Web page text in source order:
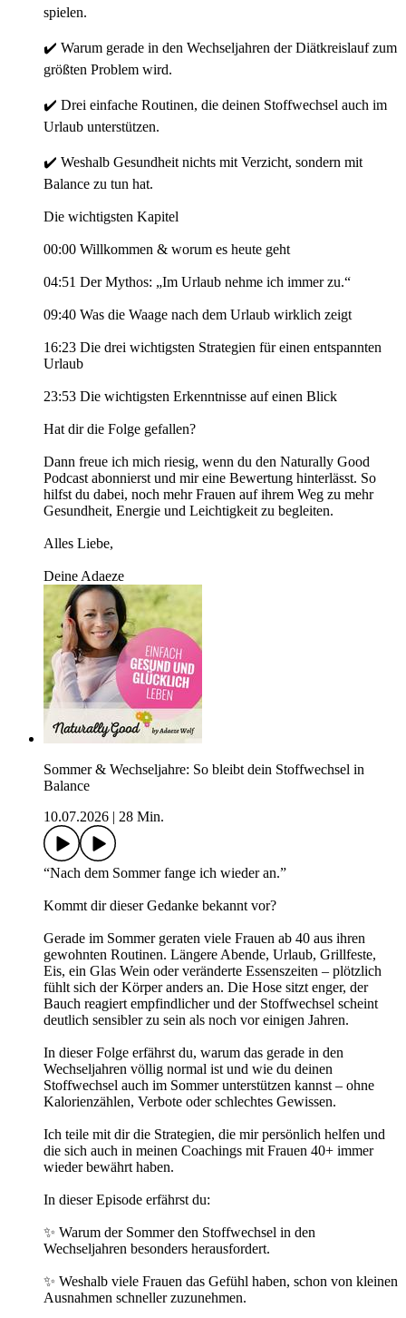
spielen.
✔️ Warum gerade in den Wechseljahren der Diätkreislauf zum
größten Problem wird.
✔️ Drei einfache Routinen, die deinen Stoffwechsel auch im
Urlaub unterstützen.
✔️ Weshalb Gesundheit nichts mit Verzicht, sondern mit
Balance zu tun hat.
Die wichtigsten Kapitel
00:00 Willkommen & worum es heute geht
04:51 Der Mythos: „Im Urlaub nehme ich immer zu.“
09:40 Was die Waage nach dem Urlaub wirklich zeigt
16:23 Die drei wichtigsten Strategien für einen entspannten
Urlaub
23:53 Die wichtigsten Erkenntnisse auf einen Blick
Hat dir die Folge gefallen?
Dann freue ich mich riesig, wenn du den Naturally Good
Podcast abonnierst und mir eine Bewertung hinterlässt. So
hilfst du dabei, noch mehr Frauen auf ihrem Weg zu mehr
Gesundheit, Energie und Leichtigkeit zu begleiten.
Alles Liebe,
Deine Adaeze
Sommer & Wechseljahre: So bleibt dein Stoffwechsel in
Balance
10.07.2026
28 Min.
“Nach dem Sommer fange ich wieder an.”
Kommt dir dieser Gedanke bekannt vor?
Gerade im Sommer geraten viele Frauen ab 40 aus ihren
gewohnten Routinen. Längere Abende, Urlaub, Grillfeste,
Eis, ein Glas Wein oder veränderte Essenszeiten – plötzlich
fühlt sich der Körper anders an. Die Hose sitzt enger, der
Bauch reagiert empfindlicher und der Stoffwechsel scheint
deutlich sensibler zu sein als noch vor einigen Jahren.
In dieser Folge erfährst du, warum das gerade in den
Wechseljahren völlig normal ist und wie du deinen
Stoffwechsel auch im Sommer unterstützen kannst – ohne
Kalorienzählen, Verbote oder schlechtes Gewissen.
Ich teile mit dir die Strategien, die mir persönlich helfen und
die sich auch in meinen Coachings mit Frauen 40+ immer
wieder bewährt haben.
In dieser Episode erfährst du:
✨ Warum der Sommer den Stoffwechsel in den
Wechseljahren besonders herausfordert.
✨ Weshalb viele Frauen das Gefühl haben, schon von kleinen
Ausnahmen schneller zuzunehmen.